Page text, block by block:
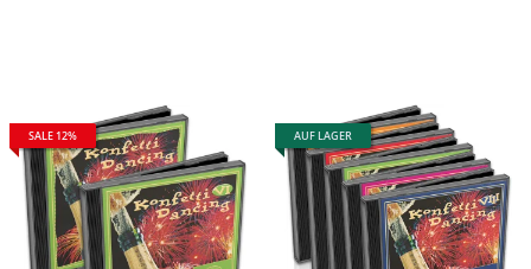
SALE 12% AUF LAGER